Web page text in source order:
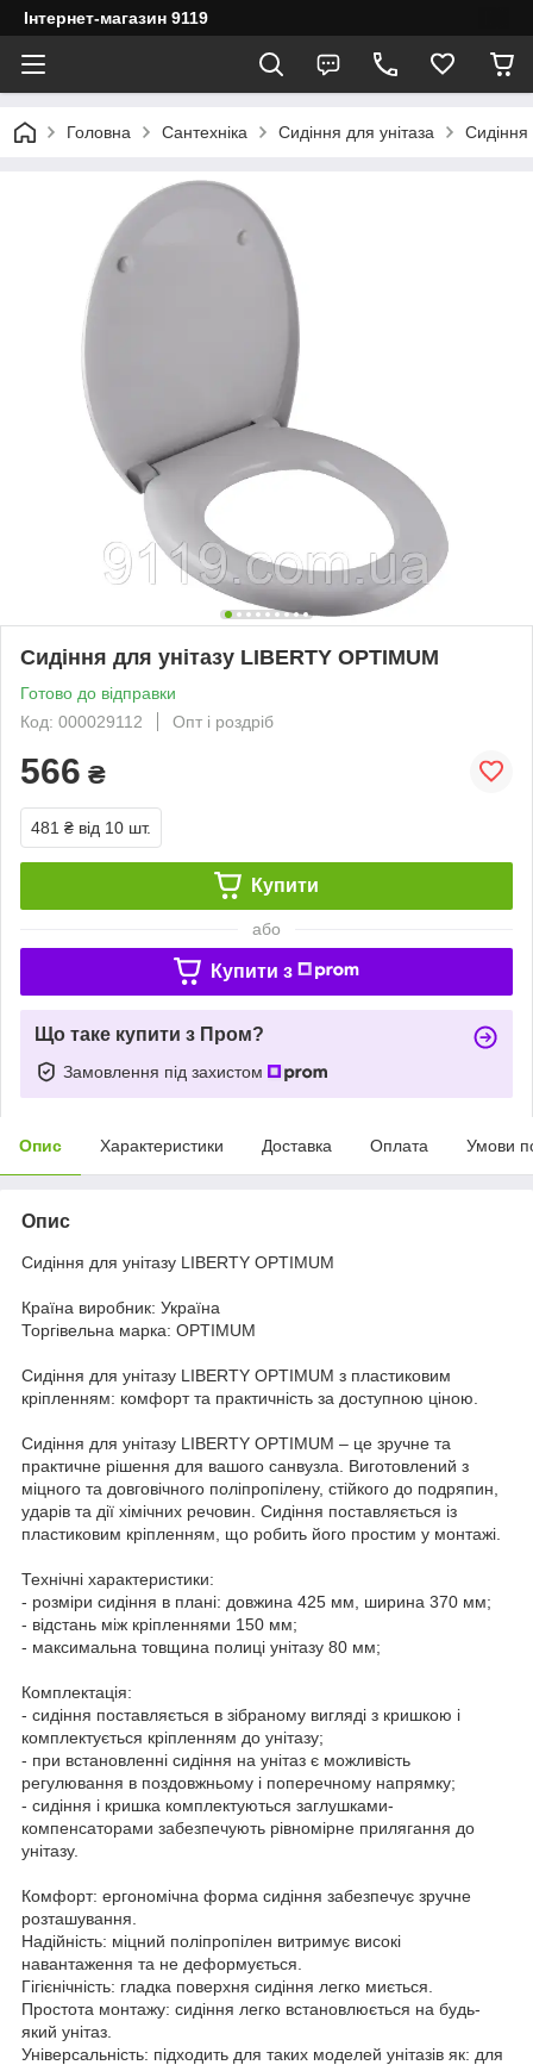
Інтернет-магазин 9119
Головна Сантехніка Сидіння для унітаза Сидіння
Сидіння для унітазу LIBERTY OPTIMUM
Готово до відправки
Код: 000029112
Опт і роздріб
566 ₴
481 ₴ від 10 шт.
Купити
або
Купити з
Що таке купити з Пром?
Замовлення під захистом
Опис Характеристики Доставка Оплата Умови
Опис
Сидіння для унітазу LIBERTY OPTIMUM
Країна виробник: Україна
Торгівельна марка: OPTIMUM
Сидіння для унітазу LIBERTY OPTIMUM з пластиковим
кріпленням: комфорт та практичність за доступною ціною.
Сидіння для унітазу LIBERTY OPTIMUM – це зручне та
практичне рішення для вашого санвузла. Виготовлений з
міцного та довговічного поліпропілену, стійкого до подряпин,
ударів та дії хімічних речовин. Сидіння поставляється із
пластиковим кріпленням, що робить його простим у монтажі.
Технічні характеристики:
- розміри сидіння в плані: довжина 425 мм, ширина 370 мм;
- відстань між кріпленнями 150 мм;
- максимальна товщина полиці унітазу 80 мм;
Комплектація:
- сидіння поставляється в зібраному вигляді з кришкою і
комплектується кріпленням до унітазу;
- при встановленні сидіння на унітаз є можливість
регулювання в поздовжньому і поперечному напрямку;
- сидіння і кришка комплектуються заглушками-
компенсаторами забезпечують рівномірне прилягання до
унітазу.
Комфорт: ергономічна форма сидіння забезпечує зручне
розташування.
Надійність: міцний поліпропілен витримує високі
навантаження та не деформується.
Гігієнічність: гладка поверхня сидіння легко миється.
Простота монтажу: сидіння легко встановлюється на будь-
який унітаз.
Універсальність: підходить для таких моделей унітазів як: для